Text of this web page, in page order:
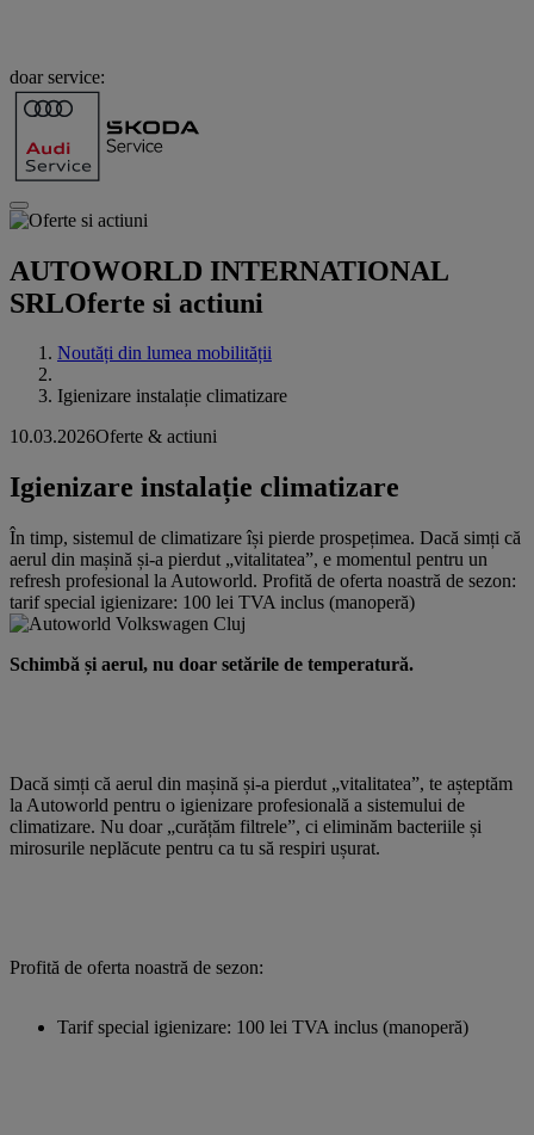
doar service:
AUTOWORLD INTERNATIONAL
SRLOferte si actiuni
Noutăți din lumea mobilității
Igienizare instalație climatizare
10.03.2026Oferte & actiuni
Igienizare instalație climatizare
În timp, sistemul de climatizare își pierde prospețimea. Dacă simți că
aerul din mașină și-a pierdut „vitalitatea”, e momentul pentru un
refresh profesional la Autoworld. Profită de oferta noastră de sezon:
tarif special igienizare: 100 lei TVA inclus (manoperă)
Schimbă și aerul, nu doar setările de temperatură.
Dacă simți că aerul din mașină și-a pierdut „vitalitatea”, te așteptăm
la Autoworld pentru o igienizare profesională a sistemului de
climatizare. Nu doar „curățăm filtrele”, ci eliminăm bacteriile și
mirosurile neplăcute pentru ca tu să respiri ușurat.
Profită de oferta noastră de sezon:
Tarif special igienizare: 100 lei TVA inclus (manoperă)